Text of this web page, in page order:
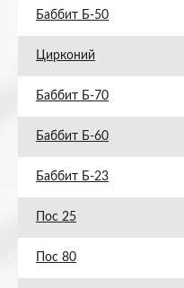
Баббит Б-50
Цирконий
Баббит Б-70
Баббит Б-60
Баббит Б-23
Пос 25
Пос 80